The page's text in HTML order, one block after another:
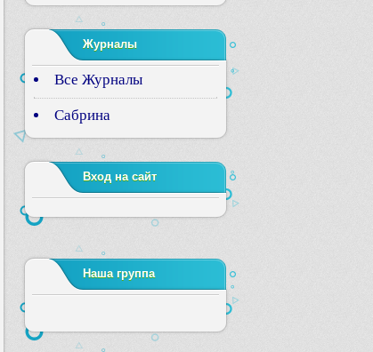
Журналы
Все Журналы
Сабрина
Вход на сайт
Наша группа